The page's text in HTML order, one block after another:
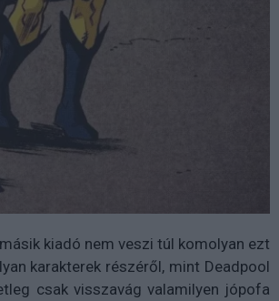
kiadó nem veszi túl komolyan ezt
karakterek részéről, mint Deadpool
csak visszavág valamilyen jópofa